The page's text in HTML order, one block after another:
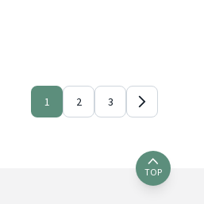
1 2 3
TOP